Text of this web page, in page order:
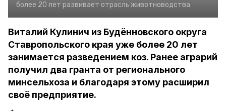
более 20 лет развивает отрасль животноводства
Виталий Кулинич из Будённовского округа
Ставропольского края уже более 20 лет
занимается разведением коз. Ранее аграрий
получил два гранта от регионального
минсельхоза и благодаря этому расширил
своё предприятие.